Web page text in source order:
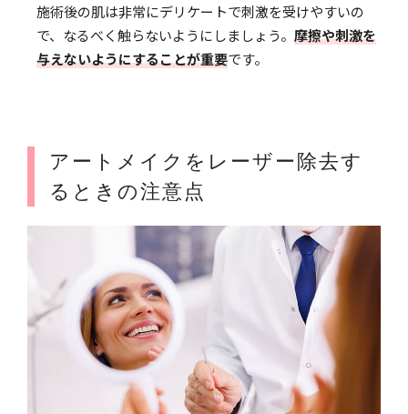
施術後の肌は非常にデリケートで刺激を受けやすいの
で、なるべく触らないようにしましょう。 摩擦や刺激を
与えないようにすることが重要です。
アートメイクをレーザー除去す
るときの注意点